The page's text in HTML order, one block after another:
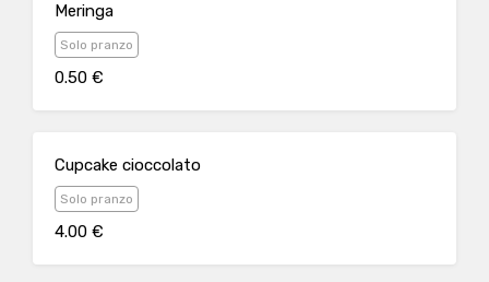
Meringa
Solo pranzo
0.50 €
Cupcake cioccolato
Solo pranzo
4.00 €